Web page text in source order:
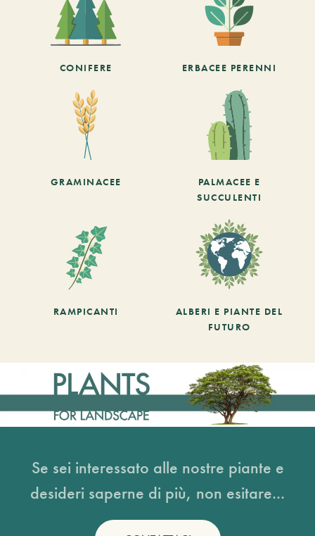
CONIFERE ERBACEE PERENNI
GRAMINACEE
PALMACEE E
SUCCULENTI
RAMPICANTI
ALBERI E PIANTE DEL
FUTURO
Se sei interessato alle nostre piante e
desideri saperne di più, non esitare...